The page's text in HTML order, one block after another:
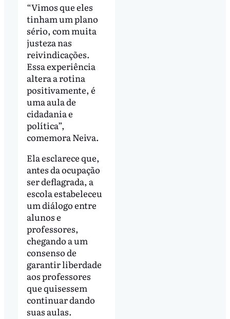
“Vimos que eles
tinham um plano
sério, com muita
justeza nas
reivindicações.
Essa experiência
altera a rotina
positivamente, é
uma aula de
cidadania e
política”,
comemora Neiva.
Ela esclarece que,
antes da ocupação
ser deflagrada, a
escola estabeleceu
um diálogo entre
alunos e
professores,
chegando a um
consenso de
garantir liberdade
aos professores
que quisessem
continuar dando
suas aulas.